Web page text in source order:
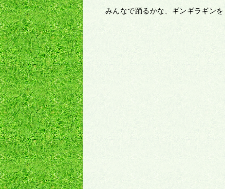
みんなで踊るかな、ギンギラギンを